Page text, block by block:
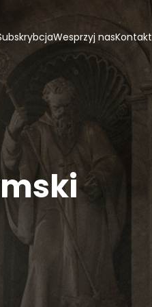
Wesprzyj nasKontakt